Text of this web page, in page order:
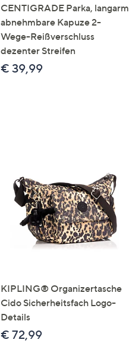
CENTIGRADE Parka, langarm
abnehmbare Kapuze 2-
Wege-Reißverschluss
dezenter Streifen
€ 39,99
KIPLING® Organizertasche
Cido Sicherheitsfach Logo-
Details
€ 72,99